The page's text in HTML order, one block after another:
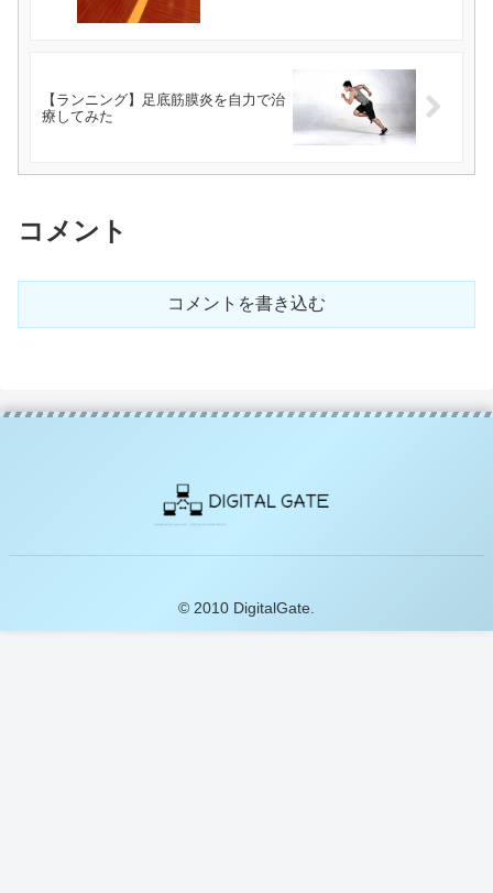
【ランニング】足底筋膜炎を自力で治
療してみた
コメント
コメントを書き込む
© 2010 DigitalGate.